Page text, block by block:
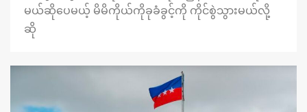
မယ်ဆိုပေမယ့် မိမိကိုယ်ကိုခုခံခွင့်ကို ကိုင်စွဲသွားမယ်လို့
ဆို